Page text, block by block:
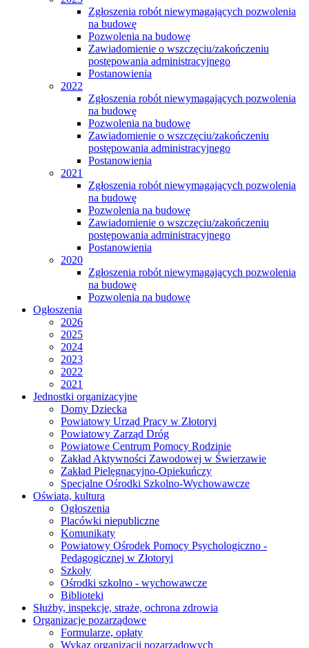
Zgłoszenia robót niewymagających pozwolenia
na budowę
Pozwolenia na budowę
Zawiadomienie o wszczęciu/zakończeniu
postępowania administracyjnego
Postanowienia
2022
Zgłoszenia robót niewymagających pozwolenia
na budowę
Pozwolenia na budowę
Zawiadomienie o wszczęciu/zakończeniu
postępowania administracyjnego
Postanowienia
2021
Zgłoszenia robót niewymagających pozwolenia
na budowę
Pozwolenia na budowę
Zawiadomienie o wszczęciu/zakończeniu
postępowania administracyjnego
Postanowienia
2020
Zgłoszenia robót niewymagających pozwolenia
na budowę
Pozwolenia na budowę
Ogłoszenia
2026
2025
2024
2023
2022
2021
Jednostki organizacyjne
Domy Dziecka
Powiatowy Urząd Pracy w Złotoryi
Powiatowy Zarząd Dróg
Powiatowe Centrum Pomocy Rodzinie
Zakład Aktywności Zawodowej w Świerzawie
Zakład Pielęgnacyjno-Opiekuńczy
Specjalne Ośrodki Szkolno-Wychowawcze
Oświata, kultura
Ogłoszenia
Placówki niepubliczne
Komunikaty
Powiatowy Ośrodek Pomocy Psychologiczno -
Pedagogicznej w Złotoryi
Szkoły
Ośrodki szkolno - wychowawcze
Biblioteki
Służby, inspekcje, straże, ochrona zdrowia
Organizacje pozarządowe
Formularze, opłaty
Wykaz organizacji pozarządowych